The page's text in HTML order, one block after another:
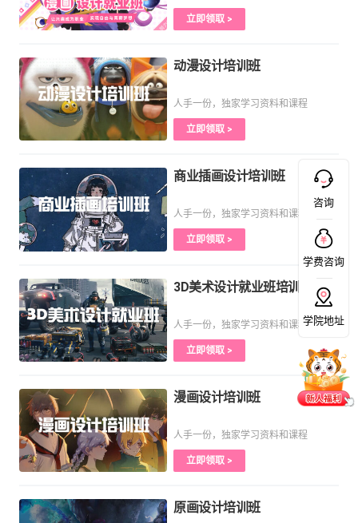
立即领取 >
动漫设计培训班
人手一份，独家学习资料和课程
立即领取 >
商业插画设计培训班
人手一份，独家学习资料和课程
立即领取 >
3D美术设计就业班培训课程
人手一份，独家学习资料和课程
立即领取 >
漫画设计培训班
人手一份，独家学习资料和课程
立即领取 >
原画设计培训班
咨询
学费咨询
学院地址